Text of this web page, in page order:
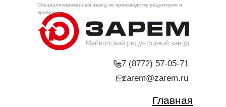
+7 (8772) 57-05-71
Главная
zarem@zarem.ru
Специализированный завод по производству редукторов и
приводов